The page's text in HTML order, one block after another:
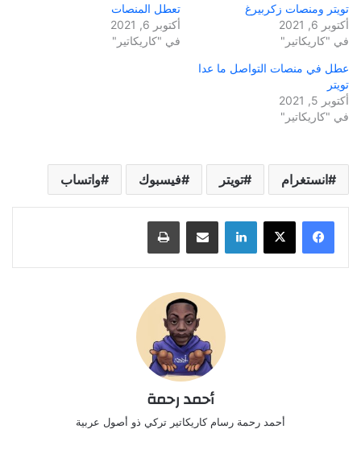
تويتر ومنصات زكربيرغ
أكتوبر 6, 2021
في "كاريكاتير"
تعطل المنصات
أكتوبر 6, 2021
في "كاريكاتير"
عطل في منصات التواصل ما عدا
تويتر
أكتوبر 5, 2021
في "كاريكاتير"
انستغرام تويتر فيسبوك واتساب
لينكدإن مشاركة عبر البريد طباعة
أحمد رحمة
أحمد رحمة رسام كاريكاتير تركي ذو أصول عربية